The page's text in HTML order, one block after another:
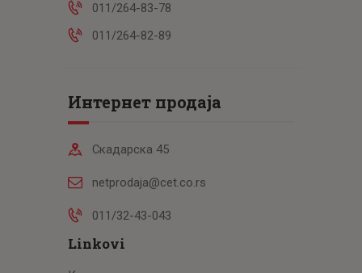
011/264-83-78
011/264-82-89
Интернет продаја
Скадарска 45
netprodaja@cet.co.rs
011/32-43-043
Linkovi